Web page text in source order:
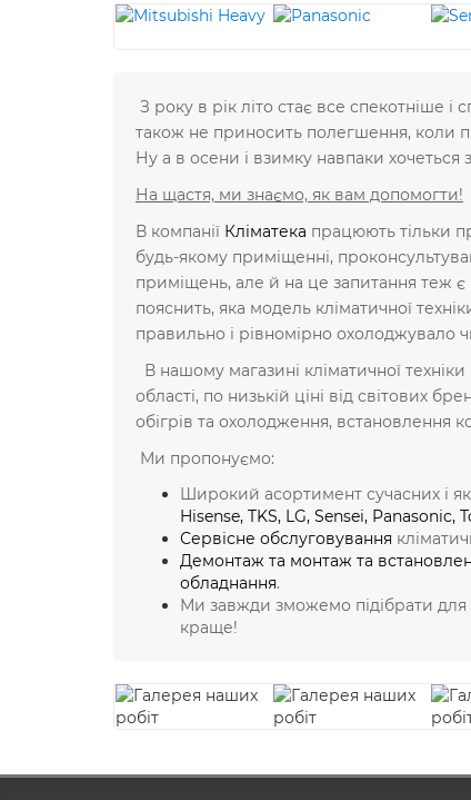
З року в рік літо стає все спекотніше
також не приносить полегшення, коли
Ну а в осени і взимку навпаки хочеться
На щастя, ми знаємо, як вам допомогти!
В компанії Кліматека працюють тільки
будь-якому приміщенні,
приміщень, але й на це запитання теж
пояснить, яка модель кліматичної
правильно і рівномірно охолоджувало
В нашому магазині кліматичної техніки
області, по низькій ціні від світових
обігрів та охолодження, встановлення
Ми пропонуємо:
Широкий асортимент сучасних і
Hisense, TKS, LG, Sensei, Panasonic,
Сервісне обслуговування
Демонтаж та монтаж та
обладнання.
Ми завжди зможемо підібрати для
краще!